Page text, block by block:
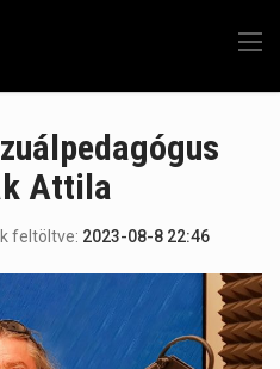
Attila
feltöltve: 2023-08-8 22:46